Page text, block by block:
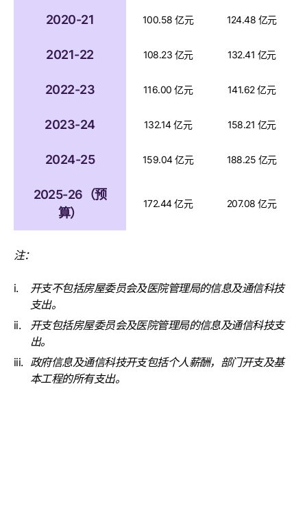
2020-21 100.58 亿元 124.48 亿元
2021-22 108.23 亿元 132.41 亿元
2022-23 116.00 亿元 141.62 亿元
2023-24 132.14 亿元 158.21 亿元
2024-25 159.04 亿元 188.25 亿元
2025-26（预
算）
172.44 亿元 207.08 亿元
注：
开支不包括房屋委员会及医院管理局的信息及通信科技
支出。
开支包括房屋委员会及医院管理局的信息及通信科技支
出。
政府信息及通信科技开支包括个人薪酬，部门开支及基
本工程的所有支出。